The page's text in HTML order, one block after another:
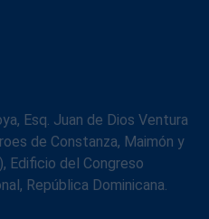
Esq. Juan de Dios Ventura
de Constanza, Maimón y
Edificio del Congreso
República Dominicana.